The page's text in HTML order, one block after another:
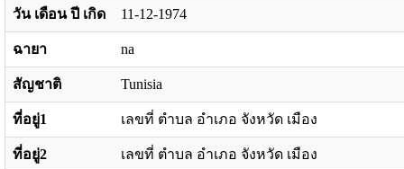
วัน เดือน ปี เกิด 11-12-1974
ฉายา na
สัญชาติ Tunisia
ที่อยู่1 เลขที่ ตำบล อำเภอ จังหวัด เมือง
ที่อยู่2 เลขที่ ตำบล อำเภอ จังหวัด เมือง